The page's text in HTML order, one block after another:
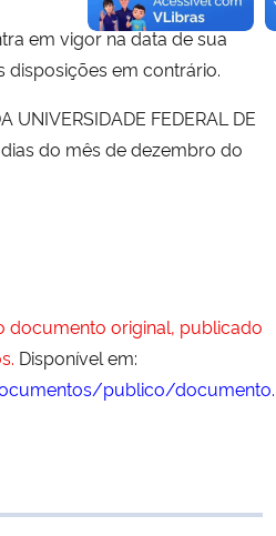
em vigor na data de sua
disposições em contrário.
UNIVERSIDADE FEDERAL DE
do mês de dezembro do
documento original, publicado
Disponível em:
publico/